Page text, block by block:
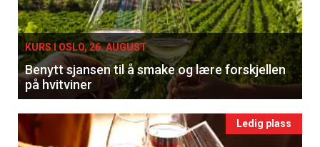
KURS I OSLO, 26. AUGUST
Benytt sjansen til å smake og lære forskjellen
på hvitviner
Ledig plass